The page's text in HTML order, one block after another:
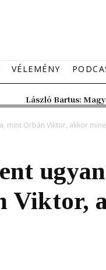
VÉLEMÉNY
László Bartus:
mint Orbán Viktor, akkor
Viktor,